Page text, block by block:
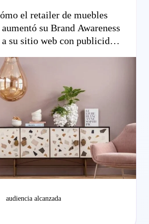
el retailer de muebles
su Brand Awareness
su sitio web con publicidad
audiencia alcanzada